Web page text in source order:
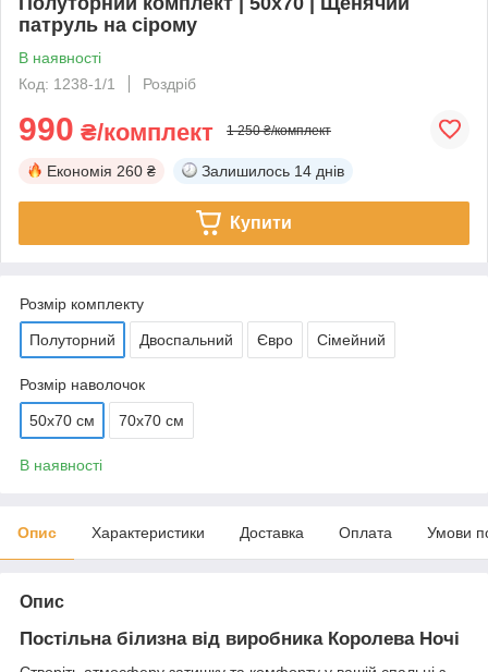
патруль на сірому
В наявності
Код: 1238-1/1
Роздріб
990 ₴/комплект 1 250 ₴/комплект
Економія 260 ₴ Залишилось 14 днів
Купити
Розмір комплекту
Полуторний Двоспальний Євро Сімейний
Розмір наволочок
50х70 см 70х70 см
В наявності
Опис Характеристики Доставка Оплата Умови
Опис
Постільна білизна від виробника Королева Ночі